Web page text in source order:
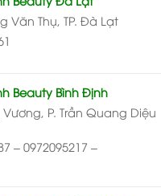
Văn Thụ, TP. Đà Lạt
Beauty Bình Định
Vương, P. Trần Quang Diệu
– 0972095217 –